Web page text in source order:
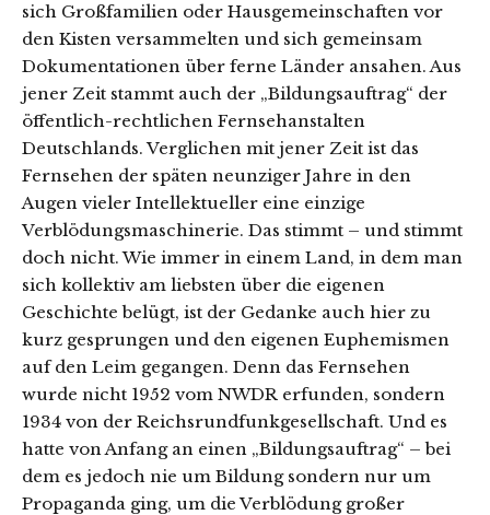
sich Großfamilien oder Hausgemeinschaften vor
den Kisten versammelten und sich gemeinsam
Dokumentationen über ferne Länder ansahen. Aus
jener Zeit stammt auch der „Bildungsauftrag“ der
öffentlich-rechtlichen Fernsehanstalten
Deutschlands. Verglichen mit jener Zeit ist das
Fernsehen der späten neunziger Jahre in den
Augen vieler Intellektueller eine einzige
Verblödungsmaschinerie. Das stimmt – und stimmt
doch nicht. Wie immer in einem Land, in dem man
sich kollektiv am liebsten über die eigenen
Geschichte belügt, ist der Gedanke auch hier zu
kurz gesprungen und den eigenen Euphemismen
auf den Leim gegangen. Denn das Fernsehen
wurde nicht 1952 vom NWDR erfunden, sondern
1934 von der Reichsrundfunkgesellschaft. Und es
hatte von Anfang an einen „Bildungsauftrag“ – bei
dem es jedoch nie um Bildung sondern nur um
Propaganda ging, um die Verblödung großer